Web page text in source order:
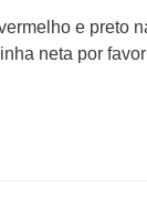
e preto
neta por